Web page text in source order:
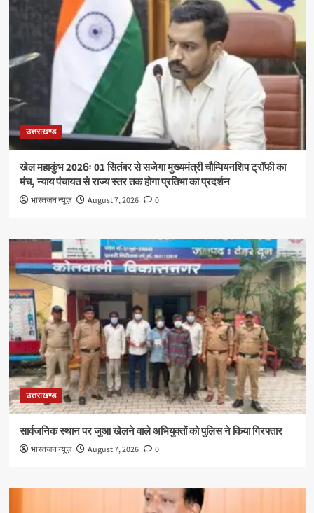
उत्तराखण्ड
खेल महाकुंभ 2026ः 01 सितंबर से सजेगा मुख्यमंत्री चौम्पियनशिप ट्रॉफी का
मंच, न्याय पंचायत से राज्य स्तर तक होगा प्रतिभा का प्रदर्शन
भारतजन न्यूज़ August 7, 2026 0
उत्तराखण्ड
सार्वजनिक स्थान पर जुआ खेलने वाले अभियुक्तों को पुलिस ने किया गिरफ्तार
भारतजन न्यूज़ August 7, 2026 0